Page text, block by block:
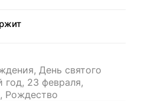
День святого
год, 23 февраля,
Рождество